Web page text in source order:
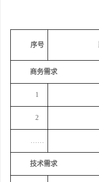
序号
商务需求
1
2
技术需求